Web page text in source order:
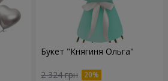
Букет "Княгиня Ольга"
2 324 грн